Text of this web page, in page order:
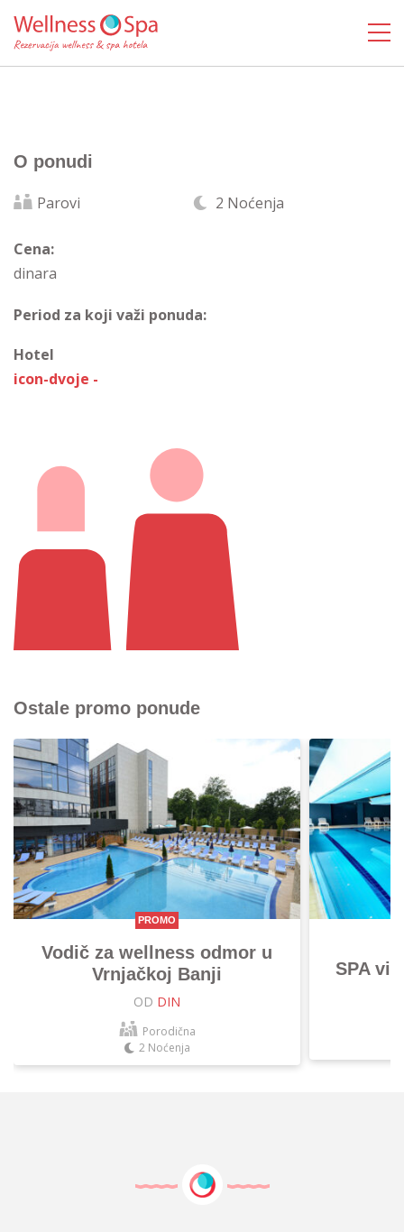
O ponudi
Parovi 2 Noćenja
Cena:
dinara
Period za koji važi ponuda:
Hotel
icon-dvoje -
Ostale promo ponude
PROMO
Vodič za wellness odmor u
Vrnjačkoj Banji
OD DIN
Porodična
2 Noćenja
SPA